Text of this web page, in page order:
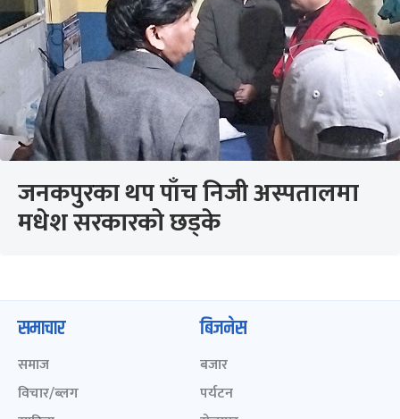
जनकपुरका थप पाँच निजी अस्पतालमा
मधेश सरकारको छड्के
समाचार
समाज
विचार/ब्लग
बिजनेस
बजार
पर्यटन